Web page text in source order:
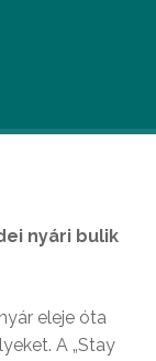
nyári bulik
eleje óta
A „Stay